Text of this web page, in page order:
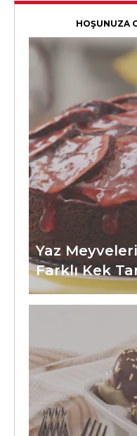
HOŞUNUZA
Yaz
Farklı Kek